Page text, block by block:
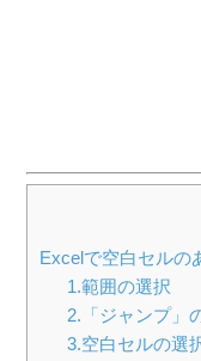
Excelで空白セルの
1.範囲の選択
2.「ジャンプ」
3.空白セルの選